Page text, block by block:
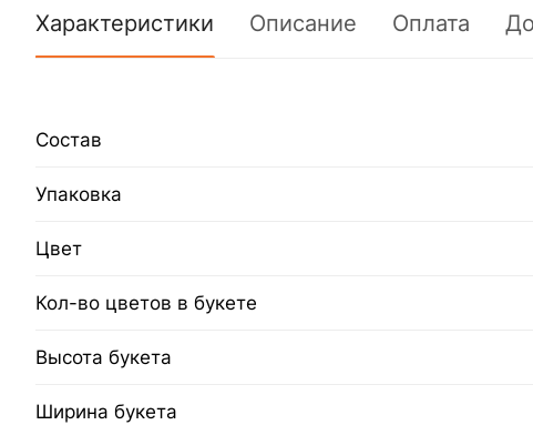
Характеристики Описание Оплата
Состав
Упаковка
Цвет
Кол-во цветов в букете
Высота букета
Ширина букета